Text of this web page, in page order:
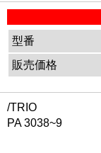
型番
販売価格
/TRIO
PA 3038~9